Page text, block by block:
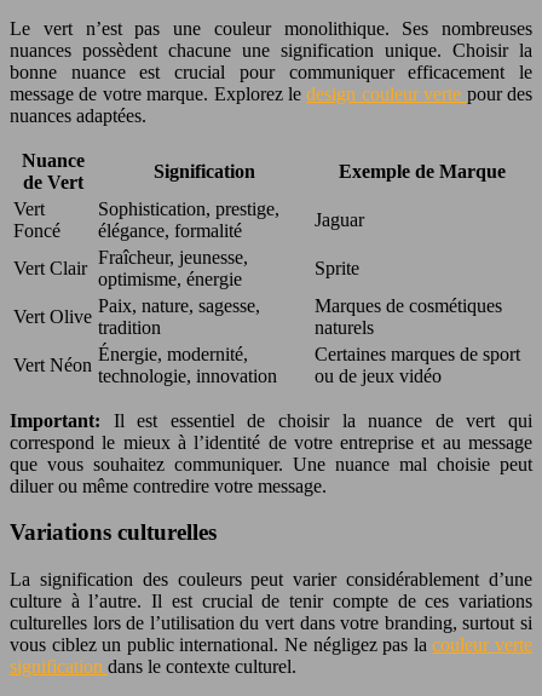
Le vert n’est pas une couleur monolithique. Ses nombreuses
nuances possèdent chacune une signification unique. Choisir la
bonne nuance est crucial pour communiquer efficacement le
message de votre marque. Explorez ledesign couleur verte pour des
nuances adaptées.
Nuance
de Vert
Signification
Exemple de Marque
Vert
Foncé
Sophistication, prestige,
élégance, formalité
Jaguar
Vert Clair
Fraîcheur, jeunesse,
optimisme, énergie
Sprite
Vert Olive
Paix, nature, sagesse,
tradition
Marques de cosmétiques
naturels
Vert Néon
Énergie, modernité,
technologie, innovation
Certaines marques de sport
ou de jeux vidéo
Important: Il est essentiel de choisir la nuance de vert qui
correspond le mieux à l’identité de votre entreprise et au message
que vous souhaitez communiquer. Une nuance mal choisie peut
diluer ou même contredire votre message.
Variations culturelles
La signification des couleurs peut varier considérablement d’une
culture à l’autre. Il est crucial de tenir compte de ces variations
culturelles lors de l’utilisation du vert dans votre branding, surtout si
vous ciblez un public international. Ne négligez pas lacouleur verte
signification dans le contexte culturel.